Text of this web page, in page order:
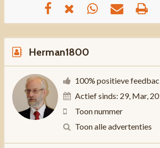
Herman1800
100% positieve
Actief sinds: 29, Mar,
Toon nummer
Toon alle advertenties